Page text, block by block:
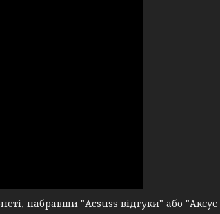
набравши "Acsuss відгуки" або "Аксус